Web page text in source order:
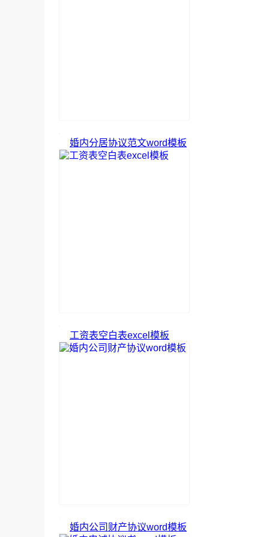
婚内分居协议范文word模板
工资表空白表excel模板
婚内公司财产协议word模板